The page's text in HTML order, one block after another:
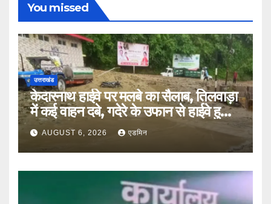
You missed
उत्तराखंड
केदारनाथ हाईवे पर मलबे का सैलाब, तिलवाड़ा
में कई वाहन दबे, गदेरे के उफान से हाईवे हुआ
बंदAUGUST 6, 2026 एडमिन